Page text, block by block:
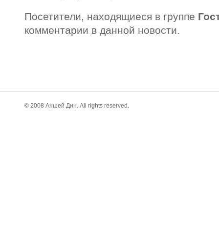
Посетители, находящиеся в группе
комментарии в данной новости.
© 2008 Аншей Дин. All rights reserved.